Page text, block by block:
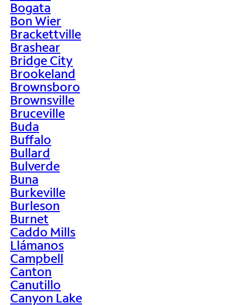
Bogata
Bon Wier
Brackettville
Brashear
Bridge City
Brookeland
Brownsboro
Brownsville
Bruceville
Buda
Buffalo
Bullard
Bulverde
Buna
Burkeville
Burleson
Burnet
Caddo Mills
Llámanos
Campbell
Canton
Canutillo
Canyon Lake